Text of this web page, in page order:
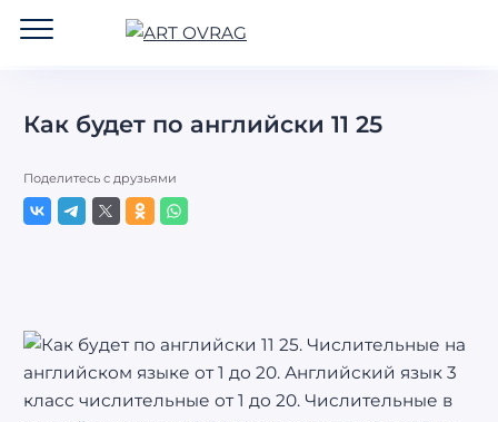
Как будет по английски 11 25
Поделитесь с друзьями